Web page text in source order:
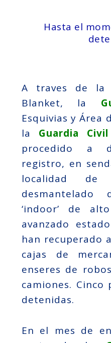
Hasta el
A traves de la
Blanket, la
Esquivias y Área
la Guardia Civil
procedido a
registro, en
localidad
desmantelado
‘indoor’ de
avanzado
han recuperado
cajas de
enseres de
camiones. Cinco
detenidas.
En el mes de